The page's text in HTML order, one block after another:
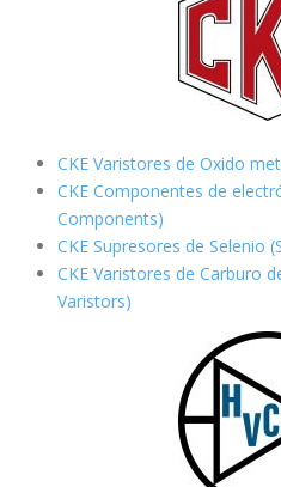
CKE Varistores de Oxido
CKE Componentes de
Components)
CKE Supresores de Selenio
CKE Varistores de Carburo
Varistors)